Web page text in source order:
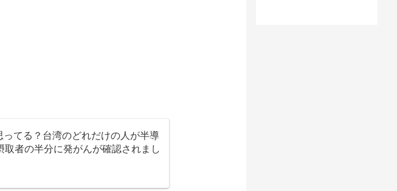
てる？台湾のどれだけの人が半導
者の半分に発がんが確認されまし